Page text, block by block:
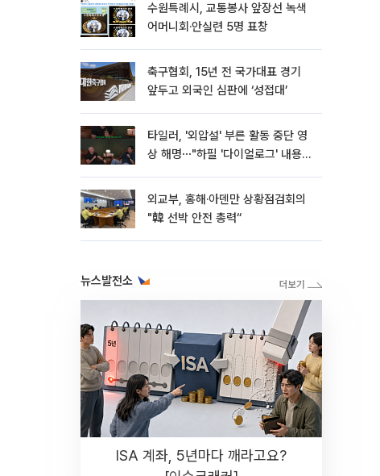
수원특례시, 교통봉사 앞장선 녹색
어머니회·안실련 5명 표창
축구협회, 15년 전 국가대표 경기
앞두고 외국인 심판에 ‘성접대’
타일러, '외압설' 부른 활동 중단 영
상 해명⋯"하필 '다이얼로그' 내용이
외교부, 홍해·아덴만 상황점검회의
"韓 선박 안전 총력“
뉴스발전소
ISA 계좌, 5년마다 깨라고요?